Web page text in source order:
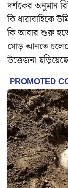
দর্শকের অনুমান
কি ধারাবাহিকে
কি আবার শুরু হতে
মোড় আনতে
উত্তেজনা